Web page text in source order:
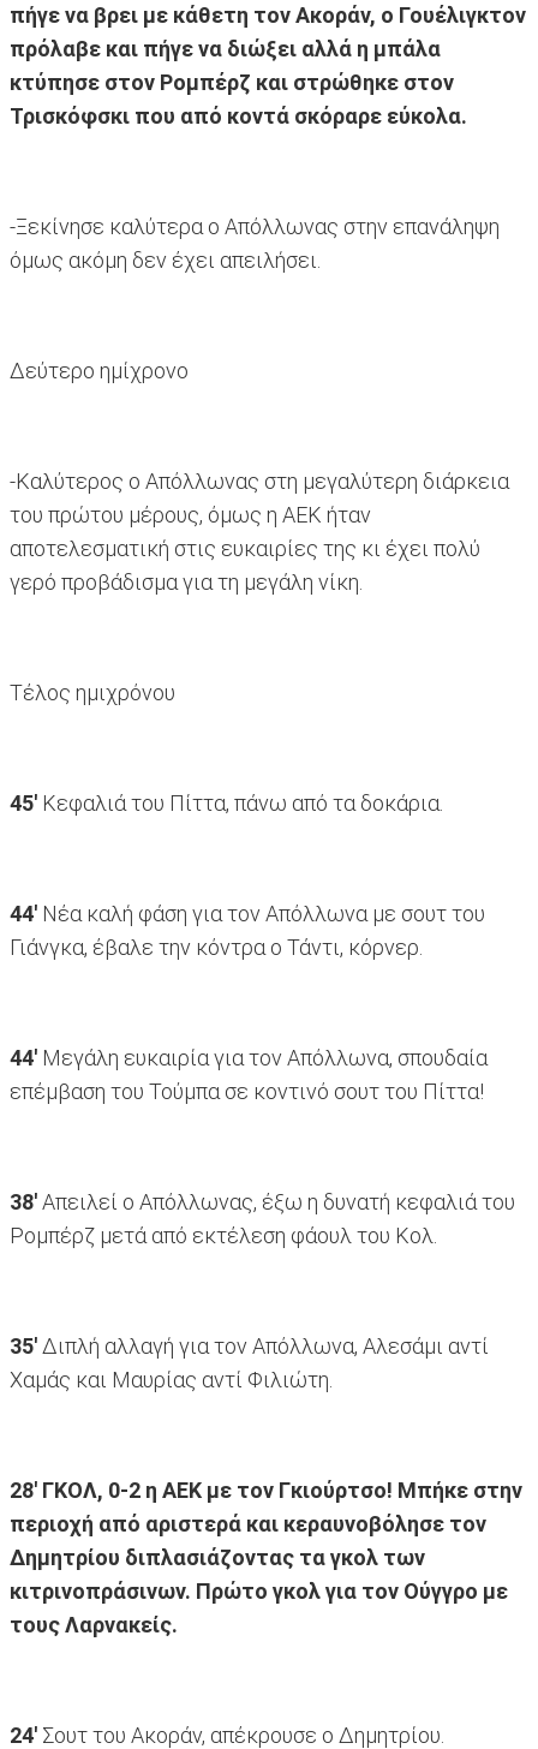
πήγε να βρει με κάθετη τον Ακοράν, ο Γουέλιγκτον
πρόλαβε και πήγε να διώξει αλλά η μπάλα
κτύπησε στον Ρομπέρζ και στρώθηκε στον
Τρισκόφσκι που από κοντά σκόραρε εύκολα.
-Ξεκίνησε καλύτερα ο Απόλλωνας στην επανάληψη
όμως ακόμη δεν έχει απειλήσει.
Δεύτερο ημίχρονο
-Καλύτερος ο Απόλλωνας στη μεγαλύτερη διάρκεια
του πρώτου μέρους, όμως η ΑΕΚ ήταν
αποτελεσματική στις ευκαιρίες της κι έχει πολύ
γερό προβάδισμα για τη μεγάλη νίκη.
Τέλος ημιχρόνου
45' Κεφαλιά του Πίττα, πάνω από τα δοκάρια.
44' Νέα καλή φάση για τον Απόλλωνα με σουτ του
Γιάνγκα, έβαλε την κόντρα ο Τάντι, κόρνερ.
44' Μεγάλη ευκαιρία για τον Απόλλωνα, σπουδαία
επέμβαση του Τούμπα σε κοντινό σουτ του Πίττα!
38'Απειλεί ο Απόλλωνας, έξω η δυνατή κεφαλιά του
Ρομπέρζ μετά από εκτέλεση φάουλ του Κολ.
35'Διπλή αλλαγή για τον Απόλλωνα, Αλεσάμι αντί
Χαμάς και Μαυρίας αντί Φιλιώτη.
28' ΓΚΟΛ, 0-2 η ΑΕΚ με τον Γκιούρτσο! Μπήκε στην
περιοχή από αριστερά και κεραυνοβόλησε τον
Δημητρίου διπλασιάζοντας τα γκολ των
κιτρινοπράσινων. Πρώτο γκολ για τον Ούγγρο με
τους Λαρνακείς.
24' Σουτ του Ακοράν, απέκρουσε ο Δημητρίου.